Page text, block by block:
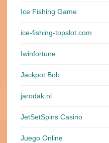
Ice Fishing Game
ice-fishing-topslot.com
Iwinfortune
Jackpot Bob
jarodak.nl
JetSetSpins Casino
Juego Online